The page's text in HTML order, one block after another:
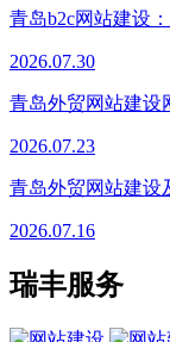
青岛b2c网站建设
2026.07.30
青岛外贸网站建设
2026.07.23
青岛外贸网站建设
2026.07.16
瑞丰服务